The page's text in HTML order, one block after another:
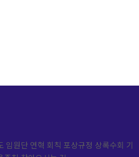
임원단 연혁 회칙 포상규정 상록수회 기